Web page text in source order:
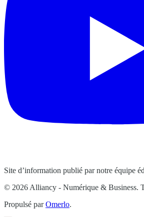
Site d’information publié par notre équipe
© 2026 Alliancy - Numérique & Business.
Propulsé parOmerlo.